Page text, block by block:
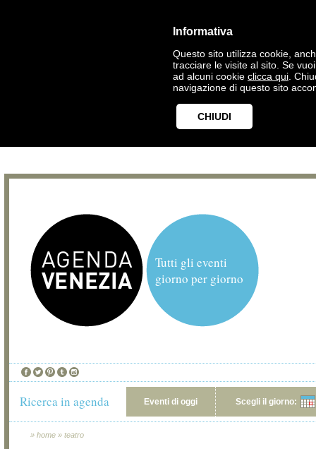
Informativa
Questo sito utilizza cookie,
tracciare le visite al sito. Se
ad alcuni cookie clicca qui .
navigazione di questo sito
CHIUDI
Tutti gli eventi
giorno per giorno
Ricerca in agenda Eventi di oggi Scegli il giorno:
» home » teatro